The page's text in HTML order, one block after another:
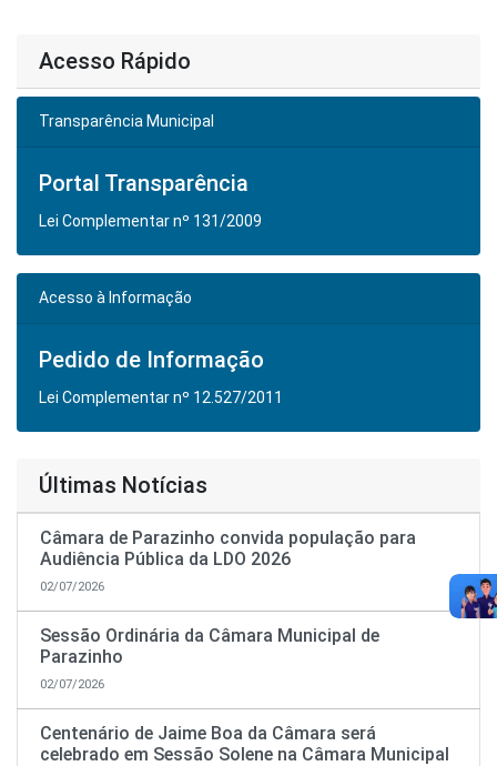
Acesso Rápido
Transparência Municipal
Portal Transparência
Lei Complementar nº 131/2009
Acesso à Informação
Pedido de Informação
Lei Complementar nº 12.527/2011
Últimas Notícias
Câmara de Parazinho convida população para
Audiência Pública da LDO 2026
02/07/2026
Sessão Ordinária da Câmara Municipal de
Parazinho
02/07/2026
Centenário de Jaime Boa da Câmara será
celebrado em Sessão Solene na Câmara Municipal